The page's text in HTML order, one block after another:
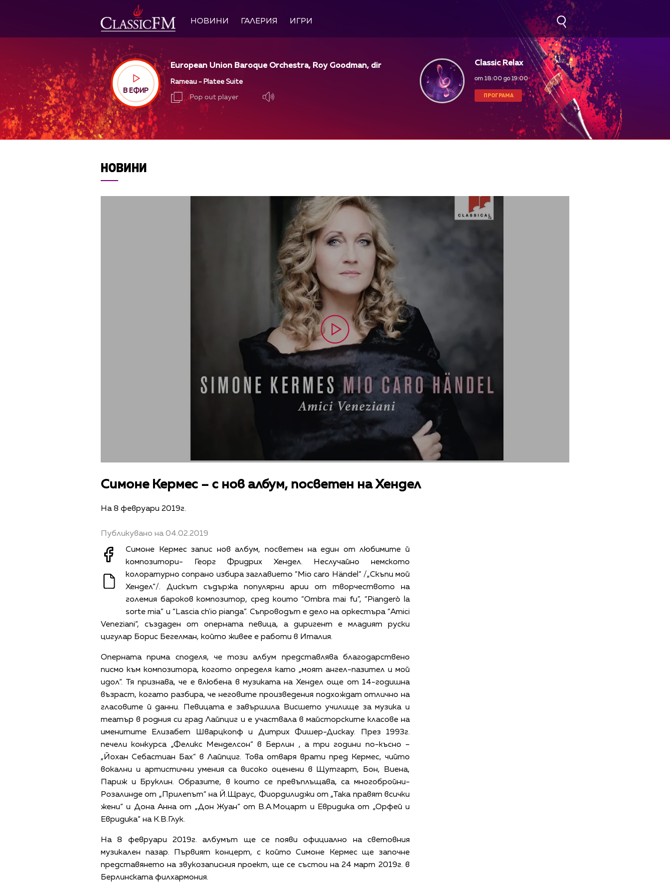
НОВИНИ ГАЛЕРИЯ ИГРИ
В ЕФИР
European Union Baroque Orchestra, Roy Goodman, dir
Rameau - Platee Suite
Pop out player
Classic Relax
от 18:00 до 19:00
ПРОГРАМА
НОВИНИ
Симоне Кермес – с нов албум, посветен на Хендел
На 8 февруари 2019г.
Публикувано на 04.02.2019
Симоне Кермес запис нов албум, посветен на един от любимите й
композитори- Георг Фридрих Хендел. Неслучайно немското
колоратурно сопрано избира заглавието “Mio caro Händel“ /„Скъпи мой
Хендел“/. Дискът съдържа популярни арии от творчеството на
големия бароков композитор, сред които “Ombra mai fu”, “Piangerò la
sorte mia” и “Lascia ch'io pianga”. Съпроводът е дело на оркестъра “Amici
Veneziani“, създаден от оперната певица, а диригент е младият руски
цигулар Борис Бегелман, който живее е работи в Италия.
Оперната прима споделя, че този албум представлява благодарствено
писмо към композитора, когото определя като „моят ангел-пазител и мой
идол“. Тя признава, че е влюбена в музиката на Хендел още от 14-годишна
възраст, когато разбира, че неговите произведения подхождат отлично на
гласовите й данни. Певицата е завършила Висшето училище за музика и
театър в родния си град Лайпциг и е участвала в майсторските класове на
именитите Елизабет Шварцкопф и Дитрих Фишер-Дискау. През 1993г.
печели конкурса „Феликс Менделсон“ в Берлин , а три години по-късно –
„Йохан Себастиан Бах“ в Лайпциг. Това отваря врати пред Кермес, чийто
вокални и артистични умения са високо оценени в Щутгарт, Бон, Виена,
Париж и Бруклин. Образите, в които се превъплъщава, са многобройни-
Розалинде от „Прилепът“ на Й.Щраус, Фиордилиджи от „Така правят всички
жени“ и Дона Анна от „Дон Жуан“ от В.А.Моцарт и Евридика от „Орфей и
Евридика“ на К.В.Глук.
На 8 февруари 2019г. албумът ще се появи официално на световния
музикален пазар. Първият концерт, с който Симоне Кермес ще започне
представянето на звукозаписния проект, ще се състои на 24 март 2019г. в
Берлинската филхармония.